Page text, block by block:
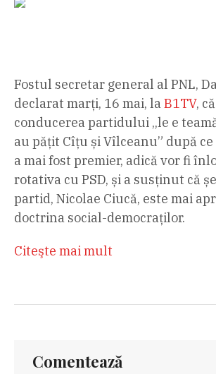
Fostul secretar general al PNL,
declarat marți, 16 mai, laB1TV,
conducerea partidului „le e
au pățit Cîțu și Vîlceanu” după
a mai fost premier, adică vor fi
rotativa cu PSD, și a susținut că
partid, Nicolae Ciucă, este mai
doctrina social-democraților.
Citeşte mai mult
Comentează